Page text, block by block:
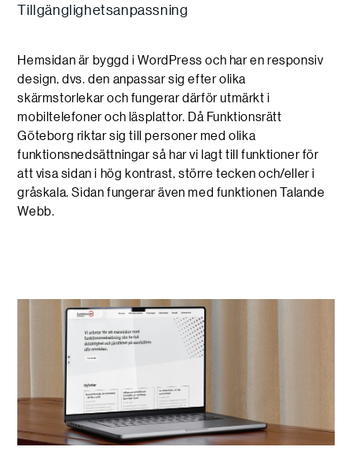
Tillgänglighetsanpassning
Hemsidan är byggd i WordPress och har en responsiv
design, dvs. den anpassar sig efter olika
skärmstorlekar och fungerar därför utmärkt i
mobiltelefoner och läsplattor. Då Funktionsrätt
Göteborg riktar sig till personer med olika
funktionsnedsättningar så har vi lagt till funktioner för
att visa sidan i hög kontrast, större tecken och/eller i
gråskala. Sidan fungerar även med funktionen Talande
Webb.